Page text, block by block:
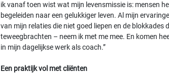
ik vanaf toen wist wat mijn levensmissie is: mensen
begeleiden naar een gelukkiger leven. Al mijn
van mijn relaties die niet goed liepen en de blokkades
teweegbrachten – neem ik met me mee. En komen
in mijn dagelijkse werk als coach.”
Een praktijk vol met cliënten